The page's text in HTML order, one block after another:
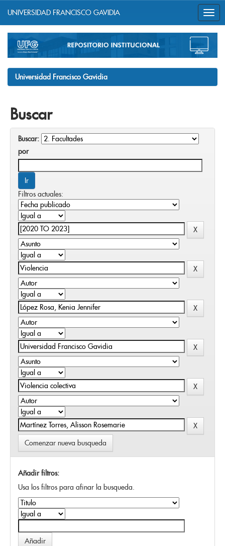
navigation
UNIVERSIDAD FRANCISCO GAVIDIA
Universidad Francisco Gavidia
Buscar
Buscar:
por
Filtros actuales:
Comenzar nueva busqueda
Añadir filtros:
Usa los filtros para afinar la busqueda.